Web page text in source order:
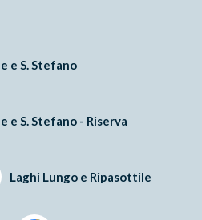
e S. Stefano
e S. Stefano - Riserva
Laghi Lungo e Ripasottile